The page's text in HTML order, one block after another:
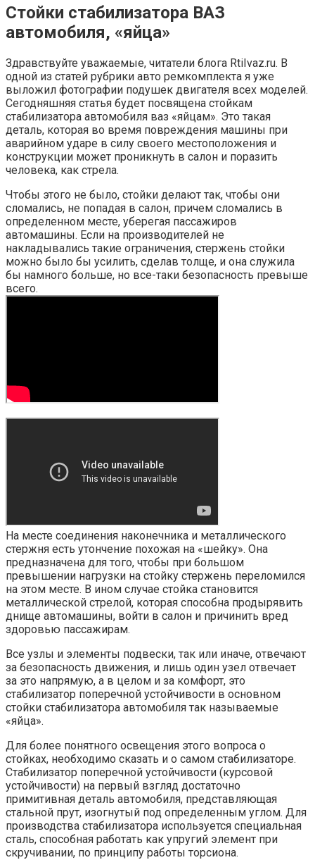
Стойки стабилизатора ВАЗ
автомобиля, «яйца»
Здравствуйте уважаемые, читатели блога RtiIvaz.ru. В
одной из статей рубрики авто ремкомплекта я уже
выложил фотографии подушек двигателя всех моделей.
Сегодняшняя статья будет посвящена стойкам
стабилизатора автомобиля ваз «яйцам». Это такая
деталь, которая во время повреждения машины при
аварийном ударе в силу своего местоположения и
конструкции может проникнуть в салон и поразить
человека, как стрела.
Чтобы этого не было, стойки делают так, чтобы они
сломались, не попадая в салон, причем сломались в
определенном месте, уберегая пассажиров
автомашины. Если на производителей не
накладывались такие ограничения, стержень стойки
можно было бы усилить, сделав толще, и она служила
бы намного больше, но все-таки безопасность превыше
всего.
На месте соединения наконечника и металлического
стержня есть утончение похожая на «шейку». Она
предназначена для того, чтобы при большом
превышении нагрузки на стойку стержень переломился
на этом месте. В ином случае стойка становится
металлической стрелой, которая способна продырявить
днище автомашины, войти в салон и причинить вред
здоровью пассажирам.
Все узлы и элементы подвески, так или иначе, отвечают
за безопасность движения, и лишь один узел отвечает
за это напрямую, а в целом и за комфорт, это
стабилизатор поперечной устойчивости в основном
стойки стабилизатора автомобиля так называемые
«яйца».
Для более понятного освещения этого вопроса о
стойках, необходимо сказать и о самом стабилизаторе.
Стабилизатор поперечной устойчивости (курсовой
устойчивости) на первый взгляд достаточно
примитивная деталь автомобиля, представляющая
стальной прут, изогнутый под определенным углом. Для
производства стабилизатора используется специальная
сталь, способная работать как упругий элемент при
скручивании, по принципу работы торсиона.